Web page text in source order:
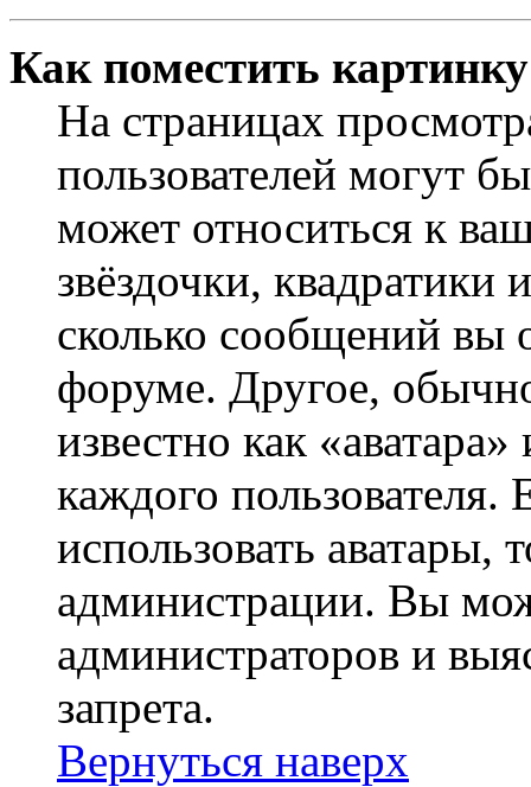
Как поместить
На страницах
пользователей могут
может относиться к
звёздочки,
сколько сообщений вы
форуме. Другое,
известно как
каждого
использовать аватары,
администрации. Вы
администраторов и
запрета.
Вернуться наверх